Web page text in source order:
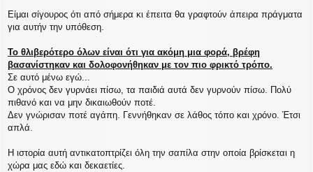
Είμαι σίγουρος ότι από σήμερα κι έπειτα θα γραφτούν άπειρα πράγματα
για αυτήν την υπόθεση.
Το θλιβερότερο όλων είναι ότι για ακόμη μια φορά, βρέφη
βασανίστηκαν και δολοφονήθηκαν με τον πιο φρικτό τρόπο.
Σε αυτό μένω εγώ...
Ο χρόνος δεν γυρνάει πίσω, τα παιδιά αυτά δεν γυρνούν πίσω. Πολύ
πιθανό και να μην δικαιωθούν ποτέ.
Δεν γνώρισαν ποτέ αγάπη. Γεννήθηκαν σε λάθος τόπο και χρόνο. Έτσι
απλά.
Η ιστορία αυτή αντικατοπτρίζει όλη την σαπίλα στην οποία βρίσκεται η
χώρα μας εδώ και δεκαετίες.